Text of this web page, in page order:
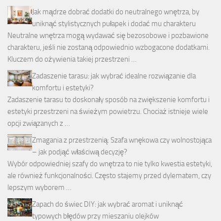
Jak mądrze dobrać dodatki do neutralnego wnętrza, by
uniknąć stylistycznych pułapek i dodać mu charakteru
Neutralne wnętrza mogą wydawać się bezosobowe i pozbawione
charakteru, jeśli nie zostaną odpowiednio wzbogacone dodatkami.
Kluczem do ożywienia takiej przestrzeni …
Zadaszenie tarasu: jak wybrać idealne rozwiązanie dla
komfortu i estetyki?
Zadaszenie tarasu to doskonały sposób na zwiększenie komfortu i
estetyki przestrzeni na świeżym powietrzu. Chociaż istnieje wiele
opcji związanych z …
Zmagania z przestrzenią: Szafa wnękowa czy wolnostojąca
– jak podjąć właściwą decyzję?
Wybór odpowiedniej szafy do wnętrza to nie tylko kwestia estetyki,
ale również funkcjonalności. Często stajemy przed dylematem, czy
lepszym wyborem …
Zapach do świec DIY: jak wybrać aromat i uniknąć
typowych błędów przy mieszaniu olejków